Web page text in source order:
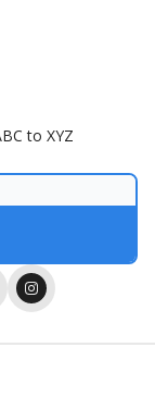
to XYZ